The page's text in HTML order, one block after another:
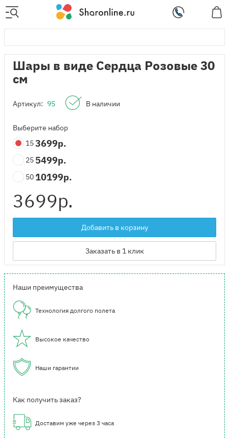
Шары в виде Сердца Розовые 30
см
Артикул: 95 В наличии
Выберите набор
153699р.
25 5499р.
50 10199р.
3699р.
Добавить в корзину
Заказать в 1 клик
Наши преимущества
Технология долгого полета
Высокое качество
Наши гарантии
Как получить заказ?
Доставим уже через 3 часа